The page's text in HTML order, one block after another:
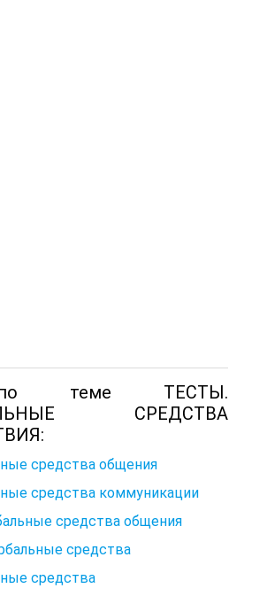
теме ТЕСТЫ.
СРЕДСТВА
средства общения
средства коммуникации
средства общения
средства
средства